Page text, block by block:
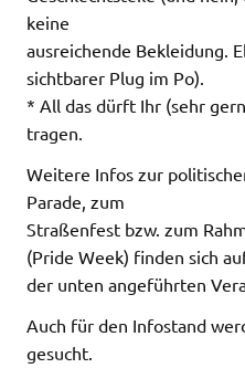
keine
ausreichende Bekleidung.
sichtbarer Plug im Po).
* All das dürft Ihr (sehr
tragen.
Weitere Infos zur
Parade, zum
Straßenfest bzw. zum
(Pride Week) finden sich
der unten angeführten
Auch für den Infostand
gesucht.